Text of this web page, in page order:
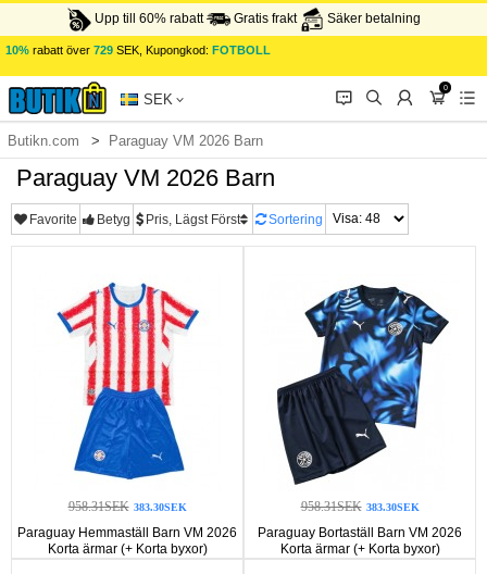
Upp till 60% rabatt Gratis frakt Säker betalning
10% rabatt över 729 SEK, Kupongkod: FOTBOLL
SEK 󰂱 󰂨 󰃳
0
󰃦 󰃖
Butikn.com Paraguay VM 2026 Barn
Paraguay VM 2026 Barn
Favorite Betyg Pris, Lägst Först Sortering
958.31SEK 383.30SEK
Paraguay Hemmaställ Barn VM 2026
Korta ärmar (+ Korta byxor)
958.31SEK 383.30SEK
Paraguay Bortaställ Barn VM 2026
Korta ärmar (+ Korta byxor)